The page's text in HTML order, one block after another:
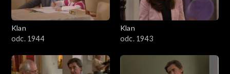
Klan
odc. 1944
Klan
odc. 1943